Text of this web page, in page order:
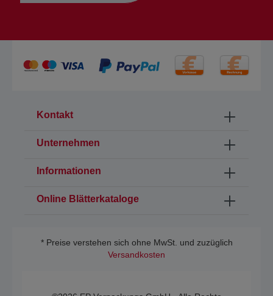
Kontakt
Unternehmen
Informationen
Online Blätterkataloge
* Preise verstehen sich ohne MwSt. und zuzüglich
Versandkosten